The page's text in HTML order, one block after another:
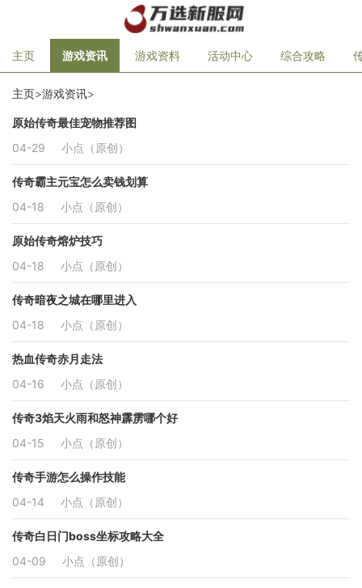
主页 游戏资讯 游戏资料 活动中心 综合攻略
主页>游戏资讯>
原始传奇最佳宠物推荐图
04-29
小点（原创）
传奇霸主元宝怎么卖钱划算
04-18
小点（原创）
原始传奇熔炉技巧
04-18
小点（原创）
传奇暗夜之城在哪里进入
04-18
小点（原创）
热血传奇赤月走法
04-16
小点（原创）
传奇3焰天火雨和怒神霹雳哪个好
04-15
小点（原创）
传奇手游怎么操作技能
04-14
小点（原创）
传奇白日门boss坐标攻略大全
04-09
小点（原创）